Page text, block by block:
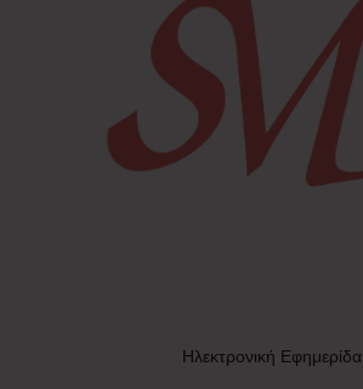
Ηλεκτρονική Εφημερίδα